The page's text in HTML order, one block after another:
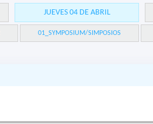
JUEVES 04 DE ABRIL
01_SYMPOSIUM/SIMPOSIOS